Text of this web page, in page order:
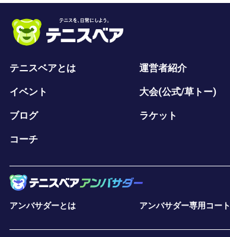
テニスベアとは 運営者紹介
イベント 大会(公式/草トー)
ブログ ラケット
コーチ
アンバサダーとは アンバサダー専用コート